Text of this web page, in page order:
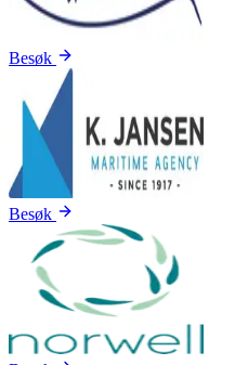
Besøk
Besøk